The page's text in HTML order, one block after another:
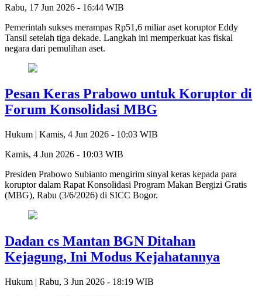
Rabu, 17 Jun 2026 - 16:44 WIB
Pemerintah sukses merampas Rp51,6 miliar aset koruptor Eddy
Tansil setelah tiga dekade. Langkah ini memperkuat kas fiskal
negara dari pemulihan aset.
Pesan Keras Prabowo untuk Koruptor di
Forum Konsolidasi MBG
Hukum | Kamis, 4 Jun 2026 - 10:03 WIB
Kamis, 4 Jun 2026 - 10:03 WIB
Presiden Prabowo Subianto mengirim sinyal keras kepada para
koruptor dalam Rapat Konsolidasi Program Makan Bergizi Gratis
(MBG), Rabu (3/6/2026) di SICC Bogor.
Dadan cs Mantan BGN Ditahan
Kejagung, Ini Modus Kejahatannya
Hukum | Rabu, 3 Jun 2026 - 18:19 WIB